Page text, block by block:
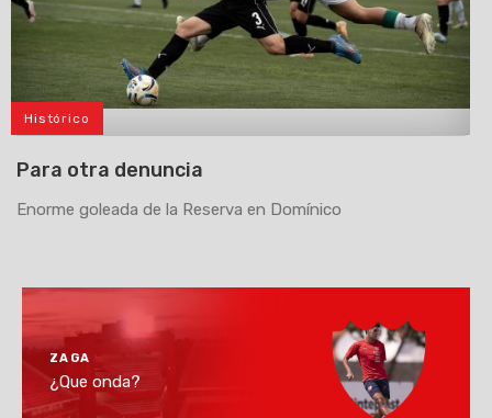
Histórico
Para otra denuncia
Enorme goleada de la Reserva en Domínico
ZAGA
¿Que onda?